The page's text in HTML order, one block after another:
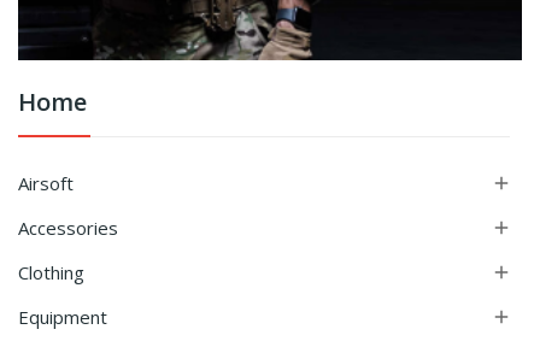
Home
Airsoft 
Accessories 
Clothing 
Equipment 